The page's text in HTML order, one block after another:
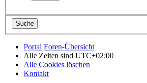
Portal Foren-Übersicht
Alle Zeiten sind UTC+02:00
Alle Cookies löschen
Kontakt